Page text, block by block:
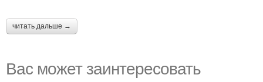
читать дальше →
Вас может заинтересовать